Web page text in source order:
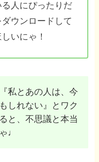
人にぴったりだ
ウンロードして
いにゃ！
私とあの人は、今
しれない』とワク
と、不思議と本当
♩